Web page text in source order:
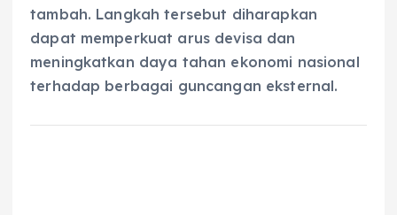
tambah. Langkah tersebut diharapkan
dapat memperkuat arus devisa dan
meningkatkan daya tahan ekonomi nasional
terhadap berbagai guncangan eksternal.